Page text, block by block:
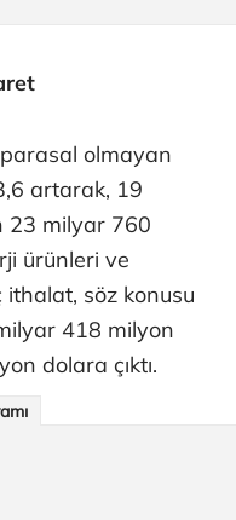
olmayan
artarak, 19
23 milyar 760
ürünleri ve
söz konusu
418 milyon
dolara çıktı.